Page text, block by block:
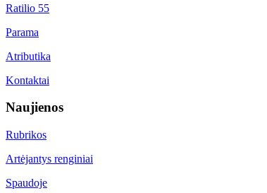
Ratilio 55
Parama
Atributika
Kontaktai
Naujienos
Rubrikos
Artėjantys renginiai
Spaudoje